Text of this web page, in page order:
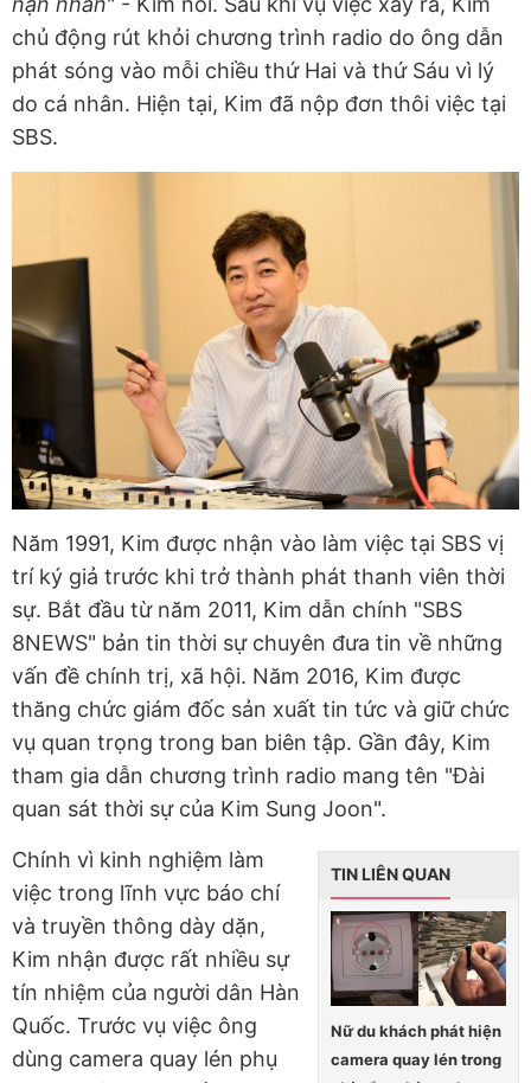
chủ động rút khỏi chương trình radio do ông dẫn
phát sóng vào mỗi chiều thứ Hai và thứ Sáu vì lý
do cá nhân. Hiện tại, Kim đã nộp đơn thôi việc tại
SBS.
Năm 1991, Kim được nhận vào làm việc tại SBS vị
trí ký giả trước khi trở thành phát thanh viên thời
sự. Bắt đầu từ năm 2011, Kim dẫn chính "SBS
8NEWS" bản tin thời sự chuyên đưa tin về những
vấn đề chính trị, xã hội. Năm 2016, Kim được
thăng chức giám đốc sản xuất tin tức và giữ chức
vụ quan trọng trong ban biên tập. Gần đây, Kim
tham gia dẫn chương trình radio mang tên "Đài
quan sát thời sự của Kim Sung Joon".
TIN LIÊN QUAN
Nữ du khách phát hiện
camera quay lén trong
Chính vì kinh nghiệm làm
việc trong lĩnh vực báo chí
và truyền thông dày dặn,
Kim nhận được rất nhiều sự
tín nhiệm của người dân Hàn
Quốc. Trước vụ việc ông
dùng camera quay lén phụ